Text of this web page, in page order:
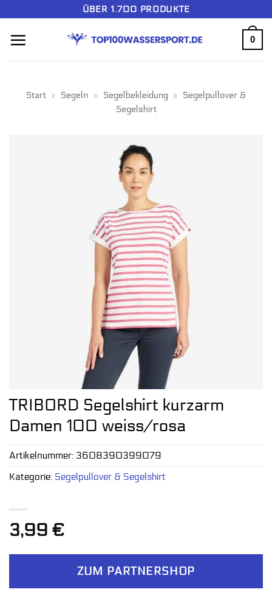
springen
ÜBER 1.700 PRODUKTE
0
Start » Segeln » Segelbekleidung » Segelpullover &
Segelshirt
TRIBORD Segelshirt kurzarm
Damen 100 weiss/rosa
3,99 €
ZUM PARTNERSHOP
Artikelnummer: 3608390399079
Kategorie: Segelpullover & Segelshirt